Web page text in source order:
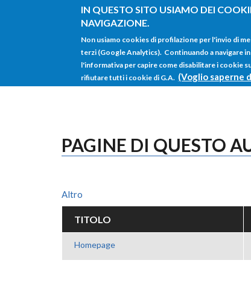
IN QUESTO SITO USIAMO DEI
NAVIGAZIONE.
Non usiamo cookies di profilazione per l'invio di
terzi (Google Analytics). Continuando a navigare
l'informativa per capire come disabilitare i cookie
rifiutare tutti i cookie di G.A. (Voglio saperne
Salta al contenuto principale
PAGINE DI QUESTO
Altro
TITOLO
Homepage